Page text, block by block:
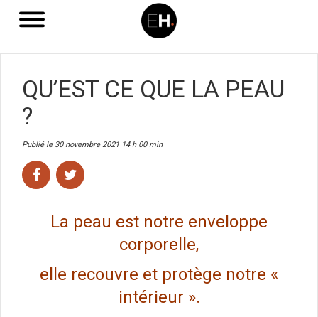
QU’EST CE QUE LA PEAU
?
Publié le 30 novembre 2021 14 h 00 min
La peau est notre enveloppe
corporelle,
elle recouvre et protège notre «
intérieur ».